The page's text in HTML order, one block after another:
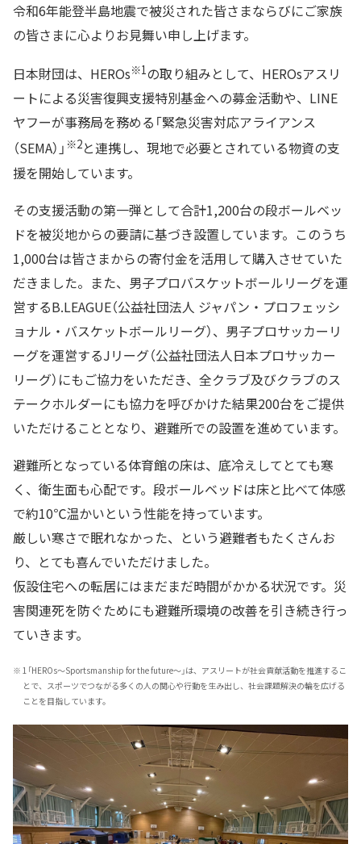
令和6年能登半島地震で被災された皆さまならびにご家族
の皆さまに心よりお見舞い申し上げます。
日本財団は、HEROs※1の取り組みとして、HEROsアスリ
ートによる災害復興支援特別基金への募金活動や、LINE
ヤフーが事務局を務める「緊急災害対応アライアンス
（SEMA）」 ※2と連携し、現地で必要とされている物資の支
援を開始しています。
その支援活動の第一弾として合計1,200台の段ボールベッ
ドを被災地からの要請に基づき設置しています。このうち
1,000台は皆さまからの寄付金を活用して購入させていた
だきました。また、男子プロバスケットボールリーグを運
営するB.LEAGUE（公益社団法人 ジャパン・プロフェッシ
ョナル・バスケットボールリーグ）、男子プロサッカーリ
ーグを運営するJリーグ（公益社団法人日本プロサッカー
リーグ）にもご協力をいただき、全クラブ及びクラブのス
テークホルダーにも協力を呼びかけた結果200台をご提供
いただけることとなり、避難所での設置を進めています。
避難所となっている体育館の床は、底冷えしてとても寒
く、衛生面も心配です。段ボールベッドは床と比べて体感
で約10℃温かいという性能を持っています。
厳しい寒さで眠れなかった、という避難者もたくさんお
り、とても喜んでいただけました。
仮設住宅への転居にはまだまだ時間がかかる状況です。災
害関連死を防ぐためにも避難所環境の改善を引き続き行っ
ていきます。
※ 1「HEROs～Sportsmanship for the future～」は、アスリートが社会貢献活動を推進するこ
とで、スポーツでつながる多くの人の関心や行動を生み出し、社会課題解決の輪を広げる
ことを目指しています。